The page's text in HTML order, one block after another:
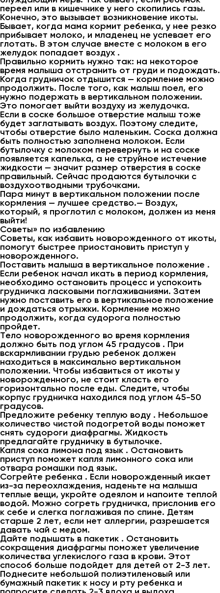
переел или в кишечнике у него скопились газы.
Конечно, это вызывает возникновение икоты.
Бывает, когда мама кормит ребенка, у нее резко
прибывает молоко, и младенец не успевает его
глотать. В этом случае вместе с молоком в его
желудок попадает воздух .
Правильно кормить нужно так: на некоторое
время малыша отстранить от груди и подождать.
Когда грудничок отдышится — кормление можно
продолжить. После того, как малыш поел, его
нужно подержать в вертикальном положении.
Это помогает выйти воздуху из желудочка.
Если в соске большое отверстие малыш тоже
будет заглатывать воздух. Поэтому следите,
чтобы отверстие было маленьким. Соска должна
быть полностью заполнена молоком. Если
бутылочку с молоком перевернуть и на соске
появляется капелька, а не струйное истечение
жидкости — значит размер отверстия в соске
правильный. Сейчас продаются бутылочки с
воздухоотводными трубочками.
Пара минут в вертикальном положении после
кормления — лучшее средство.— Воздух,
который, я проглотил с молоком, должен из меня
выйти!
Советы» по избавлению
Советы, как избавить новорожденного от икоты,
помогут быстрее приостановить приступ у
новорожденного.
Поставить малыша в вертикальное положение .
Если ребенок начал икать в период кормления,
необходимо остановить процесс и успокоить
грудничка ласковыми поглаживаниями. Затем
нужно поставить его в вертикальное положение
и дождаться отрыжки. Кормление можно
продолжить, когда судорога полностью
пройдет.
Тело новорожденного во время кормления
должно быть под углом 45 градусов . При
вскармливании грудью ребенок должен
находиться в максимально вертикальном
положении. Чтобы избавиться от икоты у
новорожденного, не стоит класть его
горизонтально после еды. Следите, чтобы
корпус грудничка находился под углом 45-50
градусов.
Предложите ребенку теплую воду . Небольшое
количество чистой подогретой воды поможет
снять судороги диафрагмы. Жидкость
предлагайте грудничку в бутылочке.
Капля сока лимона под язык . Остановить
приступ поможет капля лимонного сока или
отвара ромашки под язык.
Согрейте ребенка . Если новорожденный икает
из-за переохлаждения, наденьте на малыша
теплые вещи, укройте одеялом и напоите теплой
водой. Можно согреть грудничка, прислонив его
к себе и слегка поглаживая по спине. Детям
старше 2 лет, если нет аллергии, разрешается
давать чай с медом.
Дайте подышать в пакетик . Остановить
сокращения диафрагмы поможет увеличение
количества углекислого газа в крови. Этот
способ больше подойдет для детей от 2-3 лет.
Поднесите небольшой полиэтиленовый или
бумажный пакетик к носу и рту ребенка и